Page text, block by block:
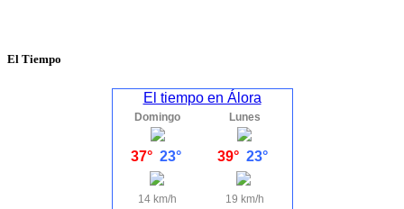
El Tiempo
El tiempo en Álora
Domingo
37° 23°
14 km/h
Lunes
39° 23°
19 km/h